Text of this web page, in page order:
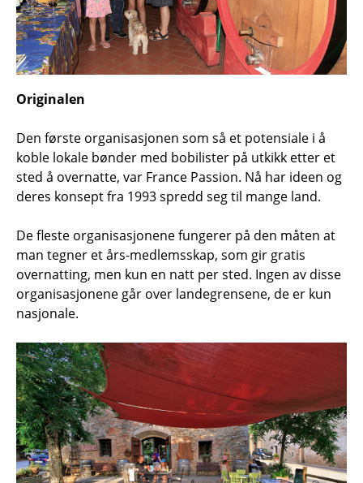
Originalen
Den første organisasjonen som så et potensiale i å
koble lokale bønder med bobilister på utkikk etter et
sted å overnatte, var France Passion. Nå har ideen og
deres konsept fra 1993 spredd seg til mange land.
De fleste organisasjonene fungerer på den måten at
man tegner et års-medlemsskap, som gir gratis
overnatting, men kun en natt per sted. Ingen av disse
organisasjonene går over landegrensene, de er kun
nasjonale.